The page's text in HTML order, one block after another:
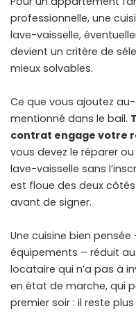
professionnelle, une
lave-vaisselle,
devient un critère de
mieux solvables.
Ce que vous ajoutez
mentionné dans le bail.
contrat engage votre
vous devez le réparer
lave-vaisselle sans
est floue des deux
avant de signer.
Une cuisine bien
équipements – réduit
locataire qui n’a pas à
en état de marche, qui
premier soir : il reste